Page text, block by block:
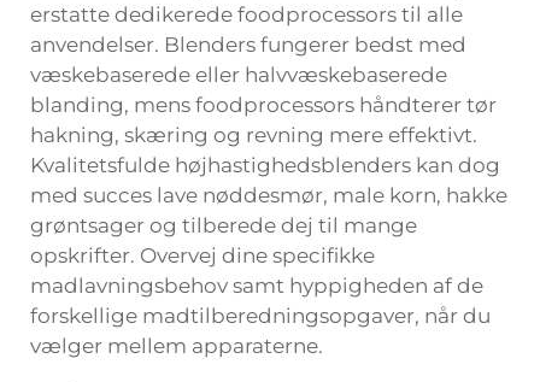
erstatte dedikerede foodprocessors til alle
anvendelser. Blenders fungerer bedst med
væskebaserede eller halvvæskebaserede
blanding, mens foodprocessors håndterer tør
hakning, skæring og revning mere effektivt.
Kvalitetsfulde højhastighedsblenders kan dog
med succes lave nøddesmør, male korn, hakke
grøntsager og tilberede dej til mange
opskrifter. Overvej dine specifikke
madlavningsbehov samt hyppigheden af de
forskellige madtilberedningsopgaver, når du
vælger mellem apparaterne.